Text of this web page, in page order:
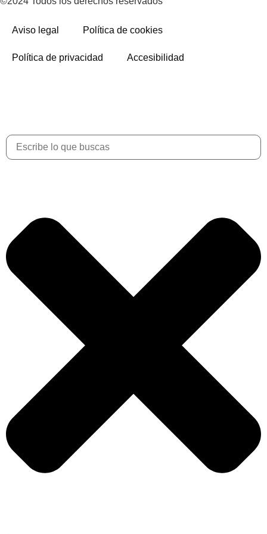
Aviso legal Política de cookies
Política de privacidad Accesibilidad